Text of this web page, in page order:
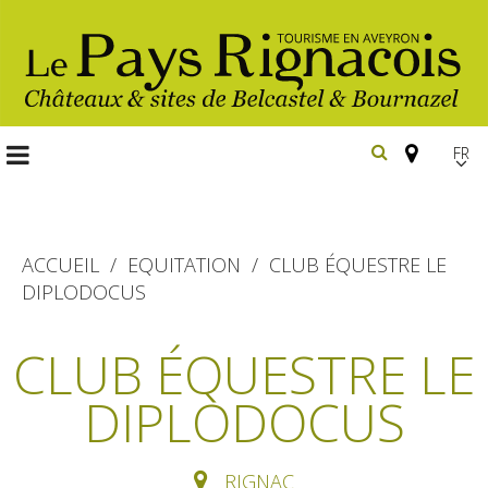
FR
incontournables
Belcastel, village et château
Bournazel, village et château
Randonnée
pédestre
ACCUEIL EQUITATION
CLUB ÉQUESTRE LE
DIPLODOCUS
CLUB ÉQUESTRE LE
DIPLODOCUS
RIGNAC